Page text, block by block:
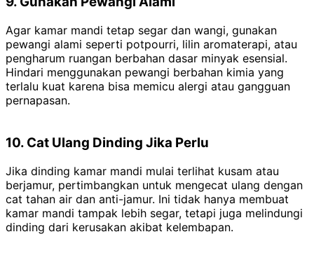
Agar kamar mandi tetap segar dan wangi, gunakan
pewangi alami seperti potpourri, lilin aromaterapi, atau
pengharum ruangan berbahan dasar minyak esensial.
Hindari menggunakan pewangi berbahan kimia yang
terlalu kuat karena bisa memicu alergi atau gangguan
pernapasan.
10. Cat Ulang Dinding Jika Perlu
Jika dinding kamar mandi mulai terlihat kusam atau
berjamur, pertimbangkan untuk mengecat ulang dengan
cat tahan air dan anti-jamur. Ini tidak hanya membuat
kamar mandi tampak lebih segar, tetapi juga melindungi
dinding dari kerusakan akibat kelembapan.